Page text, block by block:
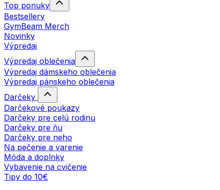
Top ponuky
Bestsellery
GymBeam Merch
Novinky
Výpredaj
Výpredaj oblečenia
Výpredaj dámskeho oblečenia
Výpredaj pánskeho oblečenia
Darčeky
Darčekové poukazy
Darčeky pre celú rodinu
Darčeky pre ňu
Darčeky pre neho
Na pečenie a varenie
Móda a doplnky
Vybavenie na cvičenie
Tipy do 10€